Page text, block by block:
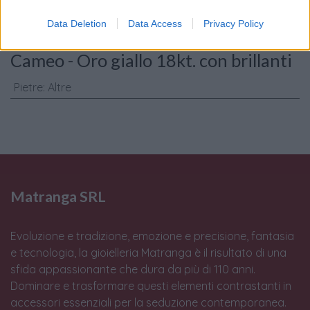
Data Deletion Data Access Privacy Policy
Cameo - Oro giallo 18kt. con brillanti
Pietre: Altre
Matranga SRL
Evoluzione e tradizione, emozione e precisione, fantasia
e tecnologia, la gioielleria Matranga è il risultato di una
sfida appassionante che dura da più di 110 anni.
Dominare e trasformare questi elementi contrastanti in
accessori essenziali per la seduzione contemporanea.